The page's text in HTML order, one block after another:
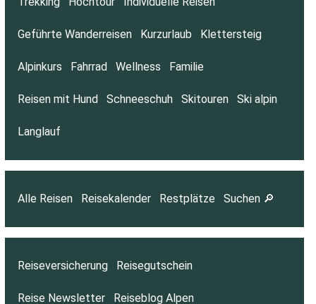
Geführte Wanderreisen Kurzurlaub Klettersteig
Alpinkurs Fahrrad Wellness Familie
Reisen mit Hund Schneeschuh Skitouren Ski alpin
Langlauf
Alle Reisen Reisekalender Restplätze Suchen 🔎
Reiseversicherung Reisegutschein
Reise Newsletter Reiseblog Alpen